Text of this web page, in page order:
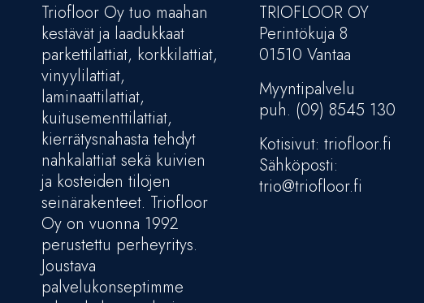
Triofloor Oy tuo maahan
kestävät ja laadukkaat
parkettilattiat, korkkilattiat,
vinyylilattiat,
laminaattilattiat,
kuitusementtilattiat,
kierrätysnahasta tehdyt
nahkalattiat sekä kuivien
ja kosteiden tilojen
seinärakenteet. Triofloor
Oy on vuonna 1992
perustettu perheyritys.
Joustava
palvelukonseptimme
TRIOFLOOR OY
Perintökuja 8
01510 Vantaa
Myyntipalvelu
puh. (09) 8545 130
Kotisivut: triofloor.fi
Sähköposti:
trio@triofloor.fi